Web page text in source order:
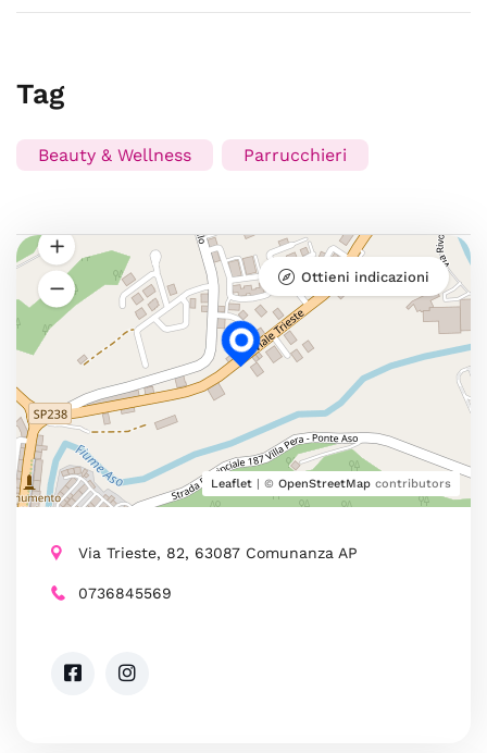
Tag
Beauty & Wellness Parrucchieri
Leaflet | © OpenStreetMap contributors
Ottieni indicazioni
Via Trieste, 82, 63087 Comunanza AP
0736845569